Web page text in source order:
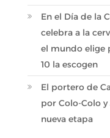
En el Día de la
celebra a la
el mundo elige
10 la escogen
El portero de
por Colo-Colo y
nueva etapa